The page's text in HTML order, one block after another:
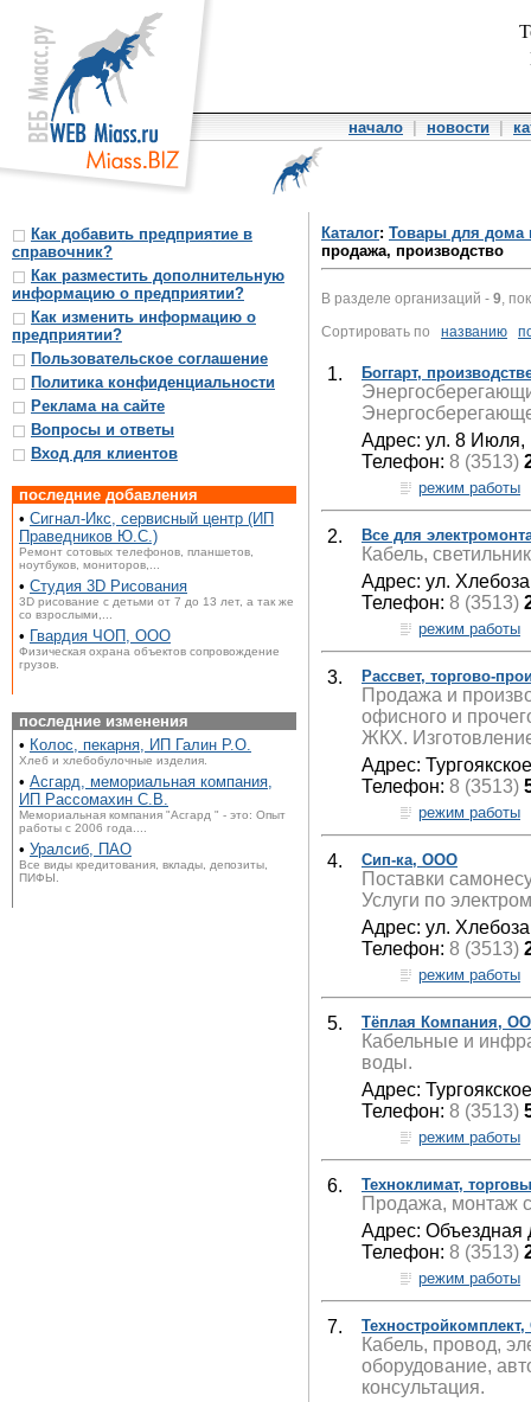
начало новости
Как добавить предприятие в
справочник?
Как разместить дополнительную
информацию о предприятии?
Как изменить информацию о
предприятии?
Пользовательское соглашение
Политика конфиденциальности
Реклама на сайте
Вопросы и ответы
Вход для клиентов
последние добавления
• Сигнал-Икс, сервисный центр (ИП
Праведников Ю.С.)
Ремонт сотовых телефонов, планшетов,
ноутбуков, мониторов,...
• Студия 3D Рисования
3D рисование с детьми от 7 до 13 лет, а так же
со взрослыми,...
• Гвардия ЧОП, ООО
Физическая охрана объектов сопровождение
грузов.
последние изменения
• Колос, пекарня, ИП Галин Р.О.
Хлеб и хлебобулочные изделия.
• Асгард, мемориальная компания,
ИП Рассомахин С.В.
Мемориальная компания "Асгард " - это: Опыт
работы с 2006 года....
• Уралсиб, ПАО
Все виды кредитования, вклады, депозиты,
ПИФЫ.
Каталог: Товары для дома
продажа, производство
В разделе организаций - 9 ,
Сортировать по названию
1. Боггарт,
Адрес: ул. 8 Июля,
Телефон: 8 (3513)
режим работы
2. Все для
Кабель,
Адрес: ул.
Телефон: 8 (3513)
режим работы
3. Рассвет, торгово-
Продажа и
офисного и
ЖКХ.
Адрес:
Телефон: 8 (3513)
режим работы
4. Сип-ка, ООО
Поставки
Услуги по
Адрес: ул.
Телефон: 8 (3513)
режим работы
5. Тёплая Компания,
Кабельные и
воды.
Адрес:
Телефон: 8 (3513)
режим работы
6. Техноклимат,
Продажа, монтаж
Адрес: Объездная
Телефон: 8 (3513)
режим работы
7.
Кабель, провод,
оборудование,
консультация.